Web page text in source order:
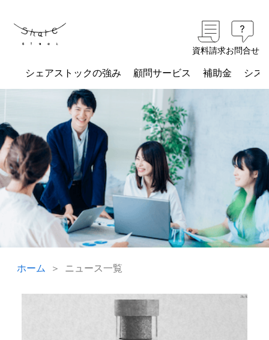
資料請求お問合せ
シェアストックの強み 顧問サービス 補助金 シス
ホーム ニュース一覧